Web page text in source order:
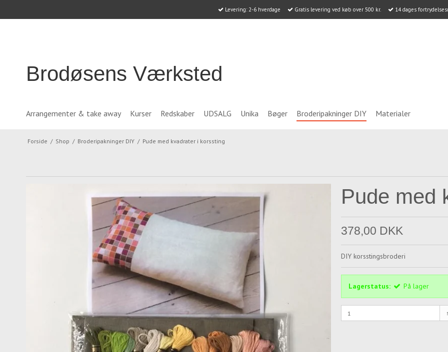
Levering: 2-6 hverdage Gratis levering ved køb over 500 kr. 14 dages
Brodøsens Værksted
Arrangementer & take away Kurser Redskaber UDSALG Unika Bøger Broderipakninger DIY Materialer
Forside / Shop / Broderipakninger DIY / Pude med kvadrater i korssting
Pude med
378,00 DKK
DIY korsstingsbroderi
Lagerstatus: På lager